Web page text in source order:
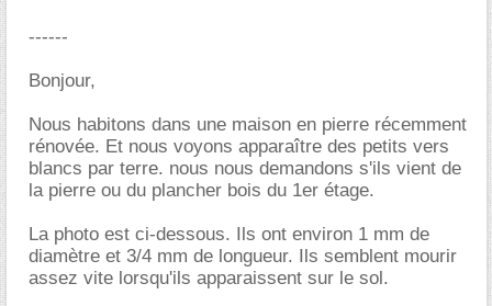
------
Bonjour,
Nous habitons dans une maison en pierre récemment
rénovée. Et nous voyons apparaître des petits vers
blancs par terre. nous nous demandons s'ils vient de
la pierre ou du plancher bois du 1er étage.
La photo est ci-dessous. Ils ont environ 1 mm de
diamètre et 3/4 mm de longueur. Ils semblent mourir
assez vite lorsqu'ils apparaissent sur le sol.